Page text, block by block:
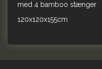
med 4 bamboo stænger
120x120x155cm